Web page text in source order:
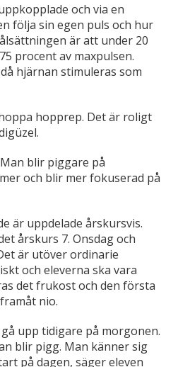
och via en
följa sin egen puls och hur
är att under 20
procent av maxpulsen.
hjärnan stimuleras som
hopprep. Det är roligt
blir piggare på
och blir mer fokuserad på
är uppdelade årskursvis.
årskurs 7. Onsdag och
är utöver ordinarie
och eleverna ska vara
det frukost och den första
nio.
upp tidigare på morgonen.
blir pigg. Man känner sig
på dagen, säger eleven